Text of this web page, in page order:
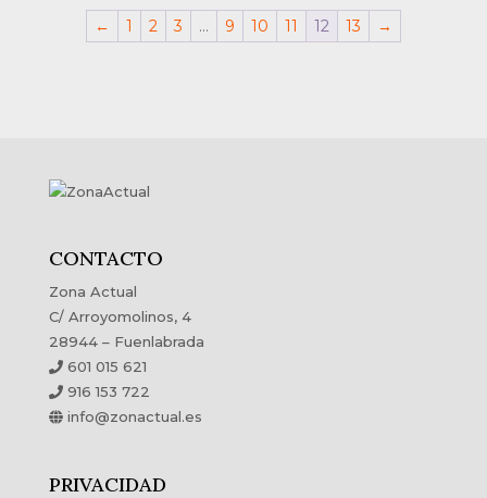
desde
79,00€
← 1 2 3 … 9 10 11 12 13 →
CONTACTO
Zona Actual
C/ Arroyomolinos, 4
28944 – Fuenlabrada
601 015 621
916 153 722
info@zonactual.es
PRIVACIDAD